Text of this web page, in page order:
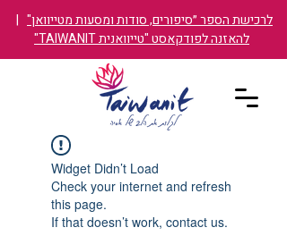
לרכישת הספר ״סיפורים, סודות ומסעות מטייוואן" |
להאזנה לפודקאסט "טייוואנית TAIWANIT"
Widget Didn’t Load
Check your internet and refresh
this page.
If that doesn’t work, contact us.